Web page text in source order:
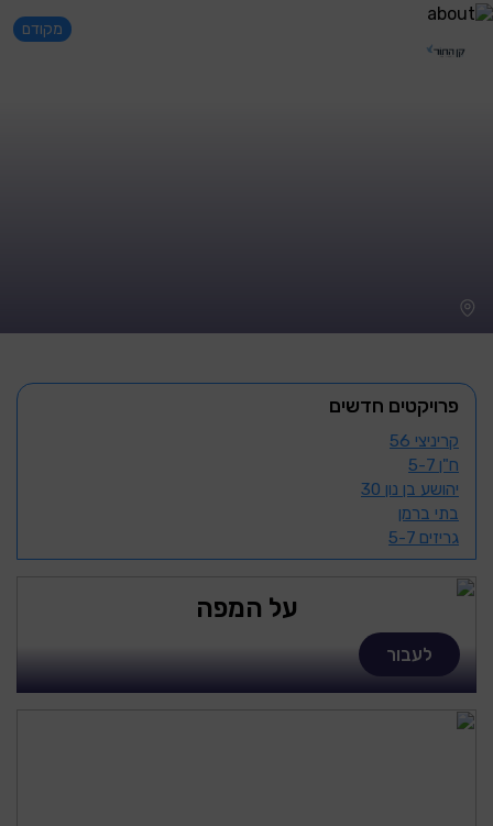
מקודם
פרויקטים חדשים
קריניצי 56
ח"ן 5-7
יהושע בן נון 30
בתי ברמן
גריזים 5-7
על המפה
לעבור